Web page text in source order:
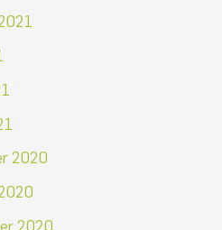
2020
2020